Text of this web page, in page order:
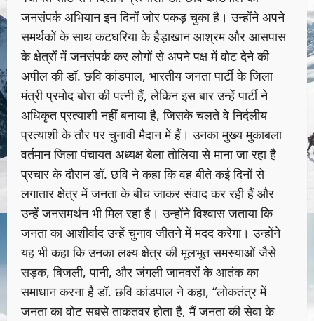
जनसंपर्क अभियान इन दिनों जोर पकड़ चुका है। उन्होंने अपने
समर्थकों के साथ कटघरिया के हैड़ाखान आश्रम और आसपास
के क्षेत्रों में जनसंपर्क कर लोगों से अपने पक्ष में वोट देने की
अपील की डॉ. छवि कांडपाल, भारतीय जनता पार्टी के जिला
मंत्री प्रमोद बोरा की पत्नी हैं, लेकिन इस बार उन्हें पार्टी ने
अधिकृत प्रत्याशी नहीं बनाया है, जिसके चलते वे निर्दलीय
प्रत्याशी के तौर पर चुनावी मैदान में हैं। उनका मुख्य मुकाबला
वर्तमान जिला पंचायत अध्यक्ष बेला तोलिया से माना जा रहा है
प्रचार के दौरान डॉ. छवि ने कहा कि वह बीते कई दिनों से
लगातार क्षेत्र में जनता के बीच जाकर संवाद कर रही हैं और
उन्हें जनसमर्थन भी मिल रहा है। उन्होंने विश्वास जताया कि
जनता का आशीर्वाद उन्हें चुनाव जीतने में मदद करेगा। उन्होंने
यह भी कहा कि उनका लक्ष्य क्षेत्र की मूलभूत समस्याओं जैसे
सड़क, बिजली, पानी, और जंगली जानवरों के आतंक का
समाधान करना है डॉ. छवि कांडपाल ने कहा, “लोकतंत्र में
जनता का वोट सबसे ताकतवर होता है, मैं जनता की सेवा के